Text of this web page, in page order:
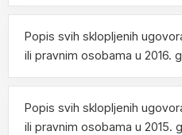
Popis svih sklopljenih
ili pravnim osobama u 2016.
Popis svih sklopljenih
ili pravnim osobama u 2015.